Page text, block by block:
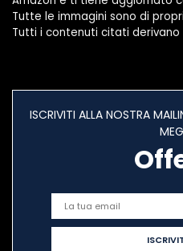
Tutte le immagini sono di
Tutti i contenuti citati
ISCRIVITI ALLA NOSTRA